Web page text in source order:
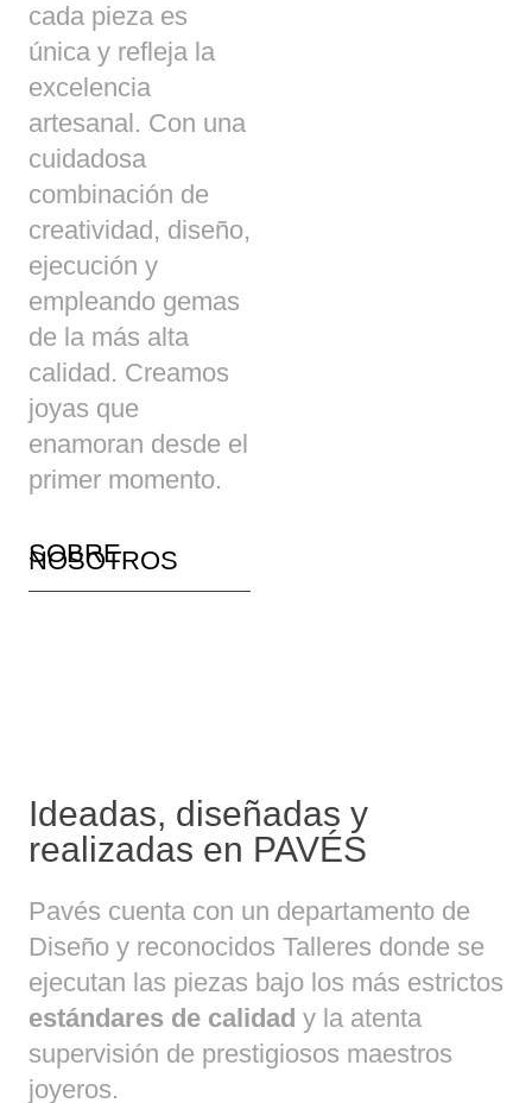
cada pieza es
única y refleja la
excelencia
artesanal. Con una
cuidadosa
combinación de
creatividad, diseño,
ejecución y
empleando gemas
de la más alta
calidad. Creamos
joyas que
enamoran desde el
primer momento.
SOBRE
NOSOTROS
Ideadas, diseñadas y
realizadas en PAVÉS
Pavés cuenta con un departamento de
Diseño y reconocidos Talleres donde se
ejecutan las piezas bajo los más estrictos
estándares de calidad y la atenta
supervisión de prestigiosos maestros
joyeros.